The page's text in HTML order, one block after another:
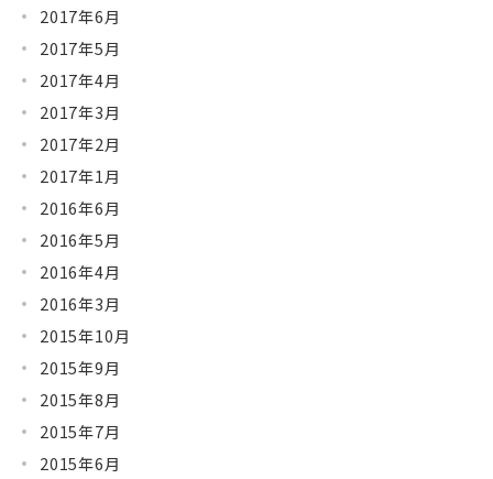
2017年6月
2017年5月
2017年4月
2017年3月
2017年2月
2017年1月
2016年6月
2016年5月
2016年4月
2016年3月
2015年10月
2015年9月
2015年8月
2015年7月
2015年6月